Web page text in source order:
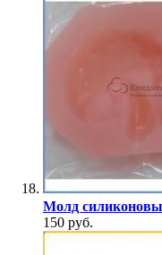
Молд
150 руб.